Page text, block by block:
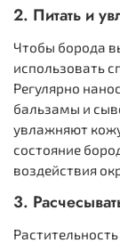
2. Питать и
Чтобы борода
использовать
Регулярно
бальзамы и
увлажняют
состояние
воздействия
3.